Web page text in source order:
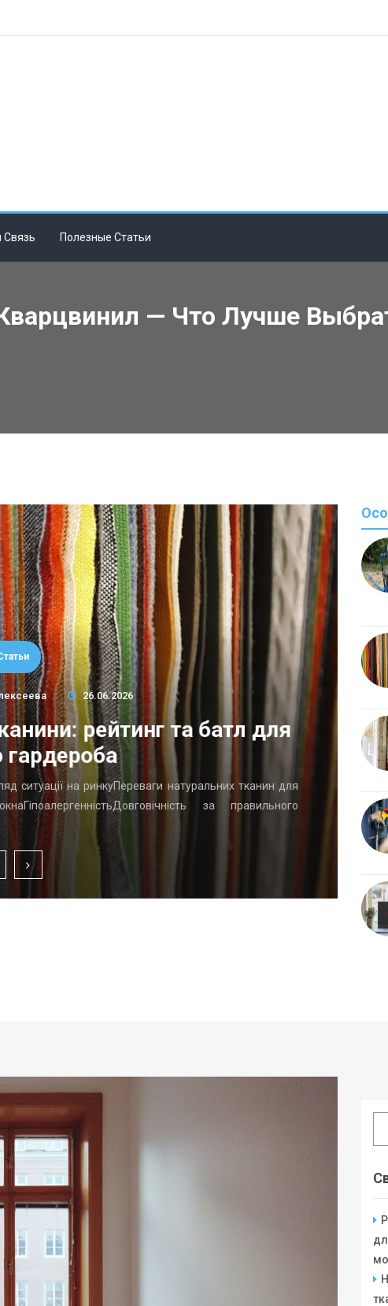
Связь Полезные Статьи
— Что Лучше
26.06.2026
рейтинг та батл для
гардероба
ситуації на ринкуПереваги натуральних тканин для
за правильного